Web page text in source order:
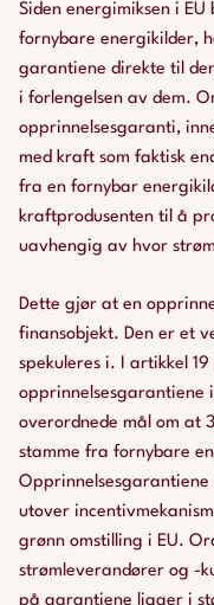
Siden energimiksen i
fornybare energikilder,
garantiene direkte til
i forlengelsen av dem.
opprinnelsesgaranti,
med kraft som faktisk
fra en fornybar
kraftprodusenten til å
uavhengig av hvor
Dette gjør at en
finansobjekt. Den er et
spekuleres i. I artikkel
opprinnelsesgarantiene
overordnede mål om at
stamme fra fornybare
Opprinnelsesgarantiene
utover
grønn omstilling i EU.
strømleverandører og -
på garantiene ligger i